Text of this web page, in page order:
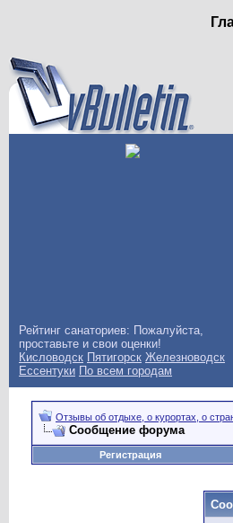
Рейтинг санаториев: Пожалуйста,
проставьте и свои оценки!
Кисловодск Пятигорск Железноводск
Ессентуки По всем городам
Отзывы об отдыхе, о курортах, о
Сообщение форума
Регистрация